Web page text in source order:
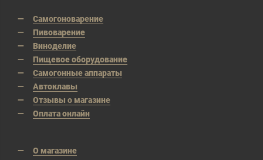
Самогоноварение
Пивоварение
Виноделие
Пищевое оборудование
Самогонные аппараты
Автоклавы
Отзывы о магазине
Оплата онлайн
О магазине